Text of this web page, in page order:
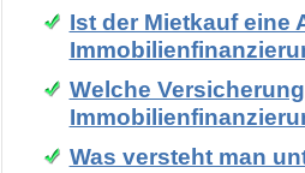
Ist der Mietkauf eine
Welche
Was versteht man